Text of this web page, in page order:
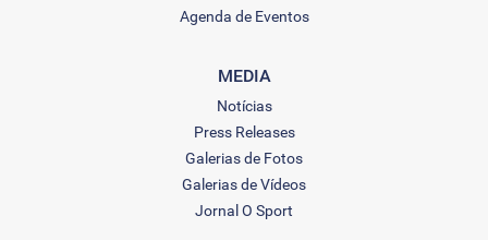
Agenda de Eventos
MEDIA
Notícias
Press Releases
Galerias de Fotos
Galerias de Vídeos
Jornal O Sport